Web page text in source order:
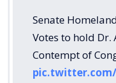
Senate
Votes to hold Dr.
Contempt of
pic.twitter.com/